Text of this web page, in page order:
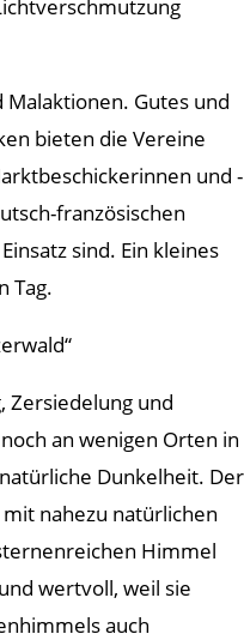
Gutes und
bieten die Vereine
und -
französischen
sind. Ein kleines
Tag.
Zersiedelung und
an wenigen Orten in
Dunkelheit. Der
nahezu natürlichen
Himmel
wertvoll, weil sie
auch